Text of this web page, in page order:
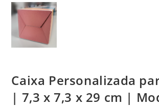
Caixa Personalizada
| 7,3 x 7,3 x 29 cm |